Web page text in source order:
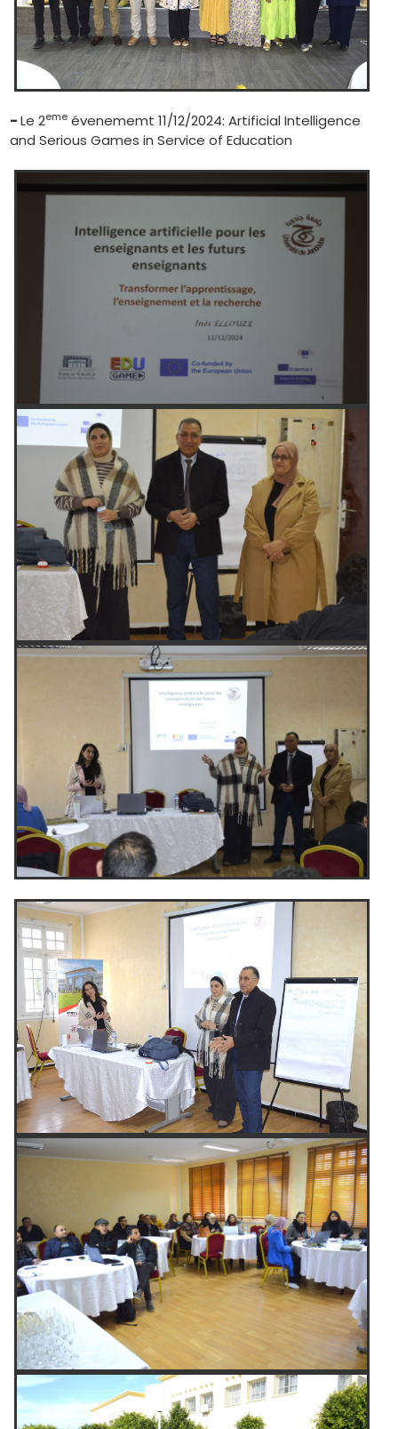
-Le 2eme évenememt 11/12/2024: Artificial Intelligence
and Serious Games in Service of Education